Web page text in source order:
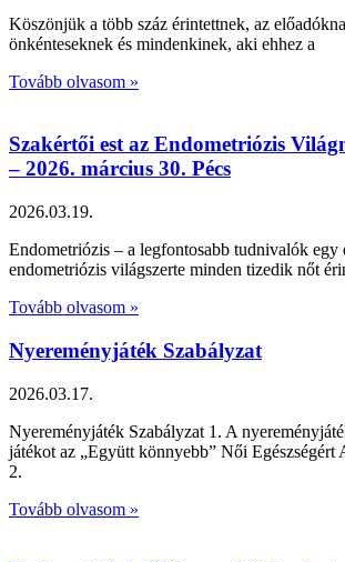
Köszönjük a több száz érintettnek, az
önkénteseknek és mindenkinek, aki ehhez a
Tovább olvasom »
Szakértői est az Endometriózis
– 2026. március 30. Pécs
2026.03.19.
Endometriózis – a legfontosabb tudnivalók egy
endometriózis világszerte minden tizedik nőt
Tovább olvasom »
Nyereményjáték Szabályzat
2026.03.17.
Nyereményjáték Szabályzat 1. A
játékot az „Együtt könnyebb” Női Egészségért
2.
Tovább olvasom »